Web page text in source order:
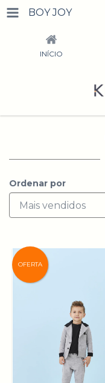
BOY JOY
INÍCIO
Ordenar por
OFERTA